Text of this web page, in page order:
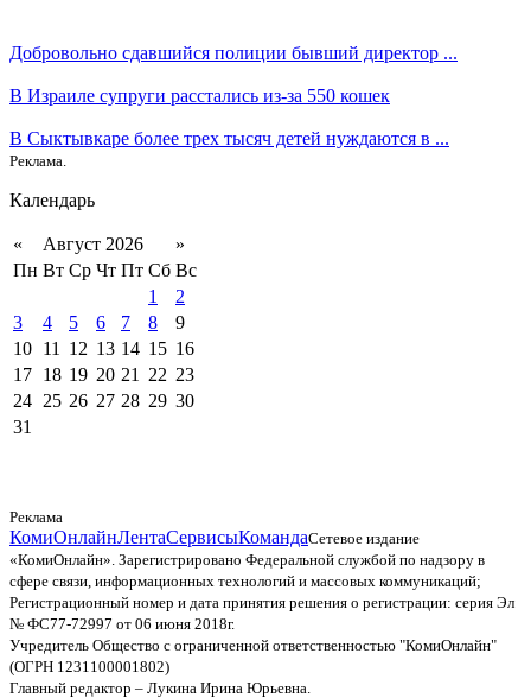
Добровольно сдавшийся полиции бывший директор ...
В Израиле супруги расстались из-за 550 кошек
В Сыктывкаре более трех тысяч детей нуждаются в ...
Реклама.
Календарь
« Август 2026
»
Пн Вт Ср Чт Пт Сб Вс
1
2
3
4 5 6 7 8
9
10 11 12 13 14 15 16
17 18 19 20 21 22 23
24 25 26 27 28 29 30
31
Реклама
КомиОнлайнЛентаСервисыКомандаСетевое издание
«КомиОнлайн». Зарегистрировано Федеральной службой по надзору в
сфере связи, информационных технологий и массовых коммуникаций;
Регистрационный номер и дата принятия решения о регистрации: серия Эл
№ ФС77-72997 от 06 июня 2018г.
Учредитель Общество с ограниченной ответственностью "КомиОнлайн"
(ОГРН 1231100001802)
Главный редактор – Лукина Ирина Юрьевна.